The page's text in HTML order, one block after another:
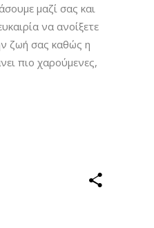
μαζί σας και
να ανοίξετε
ζωή σας καθώς η
πιο χαρούμενες,